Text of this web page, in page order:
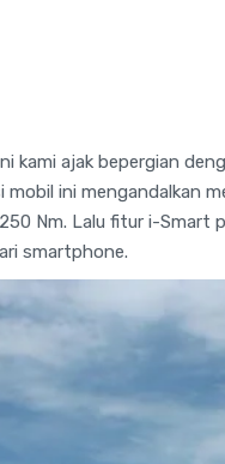
kami ajak bepergian
mobil ini mengandalkan
Nm. Lalu fitur i-Smart
smartphone.